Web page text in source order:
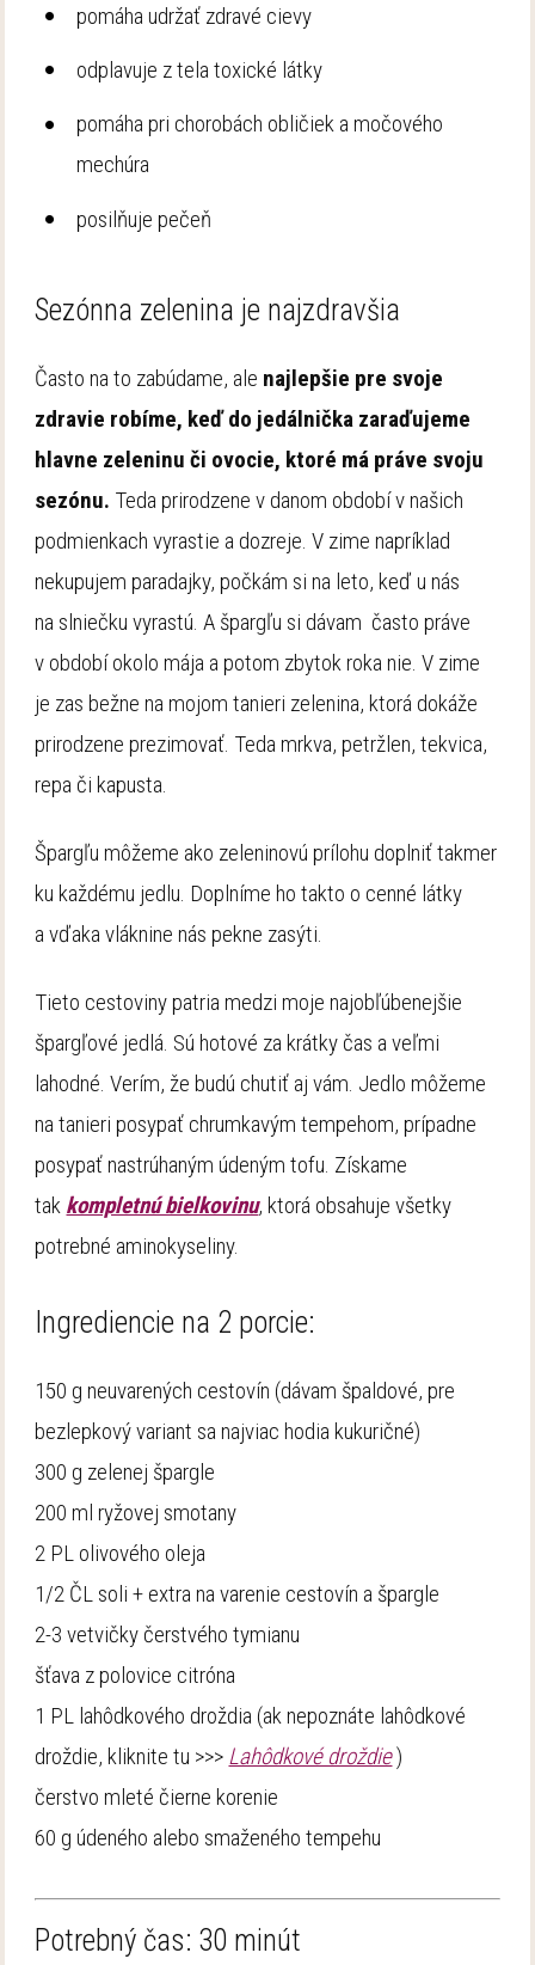
pomáha udržať zdravé cievy
odplavuje z tela toxické látky
pomáha pri chorobách obličiek a močového
mechúra
posilňuje pečeň
Sezónna zelenina je najzdravšia
Často na to zabúdame, ale najlepšie pre svoje
zdravie robíme, keď do jedálnička zaraďujeme
hlavne zeleninu či ovocie, ktoré má práve svoju
sezónu. Teda prirodzene v danom období v našich
podmienkach vyrastie a dozreje. V zime napríklad
nekupujem paradajky, počkám si na leto, keď u nás
na slniečku vyrastú. A špargľu si dávam často práve
v období okolo mája a potom zbytok roka nie. V zime
je zas bežne na mojom tanieri zelenina, ktorá dokáže
prirodzene prezimovať. Teda mrkva, petržlen, tekvica,
repa či kapusta.
Špargľu môžeme ako zeleninovú prílohu doplniť takmer
ku každému jedlu. Doplníme ho takto o cenné látky
a vďaka vláknine nás pekne zasýti.
Tieto cestoviny patria medzi moje najobľúbenejšie
špargľové jedlá. Sú hotové za krátky čas a veľmi
lahodné. Verím, že budú chutiť aj vám. Jedlo môžeme
na tanieri posypať chrumkavým tempehom, prípadne
posypať nastrúhaným údeným tofu. Získame
tak kompletnú bielkovinu, ktorá obsahuje všetky
potrebné aminokyseliny.
Ingrediencie na 2 porcie:
150 g neuvarených cestovín (dávam špaldové, pre
bezlepkový variant sa najviac hodia kukuričné)
300 g zelenej špargle
200 ml ryžovej smotany
2 PL olivového oleja
1/2 ČL soli + extra na varenie cestovín a špargle
2-3 vetvičky čerstvého tymianu
šťava z polovice citróna
1 PL lahôdkového droždia (ak nepoznáte lahôdkové
droždie, kliknite tu >>> Lahôdkové droždie)
čerstvo mleté čierne korenie
60 g údeného alebo smaženého tempehu
Potrebný čas: 30 minút